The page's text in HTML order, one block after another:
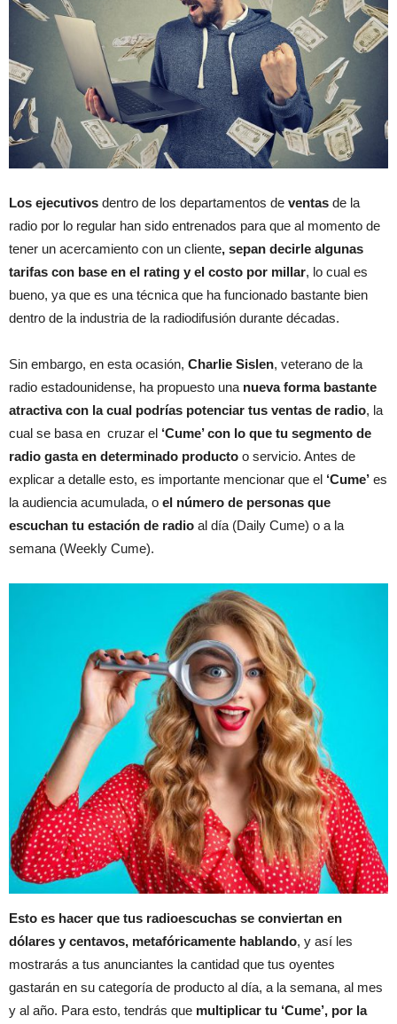
Los ejecutivos dentro de los departamentos de ventas de la
radio por lo regular han sido entrenados para que al momento de
tener un acercamiento con un cliente, sepan decirle algunas
tarifas con base en el rating y el costo por millar, lo cual es
bueno, ya que es una técnica que ha funcionado bastante bien
dentro de la industria de la radiodifusión durante décadas.
Sin embargo, en esta ocasión, Charlie Sislen, veterano de la
radio estadounidense, ha propuesto una nueva forma bastante
atractiva con la cual podrías potenciar tus ventas de radio, la
cual se basa en cruzar el ‘Cume’ con lo que tu segmento de
radio gasta en determinado producto o servicio. Antes de
explicar a detalle esto, es importante mencionar que el ‘Cume’ es
la audiencia acumulada, o el número de personas que
escuchan tu estación de radio al día (Daily Cume) o a la
semana (Weekly Cume).
Esto es hacer que tus radioescuchas se conviertan en
dólares y centavos, metafóricamente hablando, y así les
mostrarás a tus anunciantes la cantidad que tus oyentes
gastarán en su categoría de producto al día, a la semana, al mes
y al año. Para esto, tendrás que multiplicar tu ‘Cume’, por la